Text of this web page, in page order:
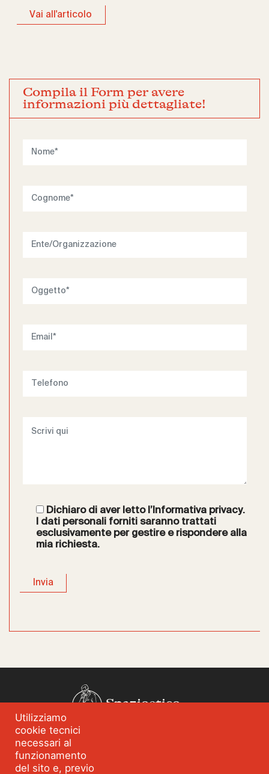
Vai all'articolo
Compila il Form per avere
informazioni più dettagliate!
Dichiaro di aver letto l’Informativa privacy.
I dati personali forniti saranno trattati
esclusivamente per gestire e rispondere alla
mia richiesta.
Spazioetico
Chi siamo
Blog
Utilizziamo
cookie tecnici
necessari al
funzionamento
del sito e, previo